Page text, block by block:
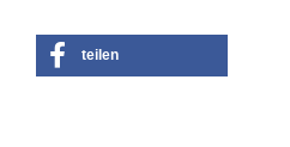
teilen